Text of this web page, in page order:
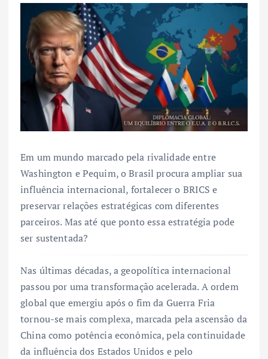
Em um mundo marcado pela rivalidade entre
Washington e Pequim, o Brasil procura ampliar sua
influência internacional, fortalecer o BRICS e
preservar relações estratégicas com diferentes
parceiros. Mas até que ponto essa estratégia pode
ser sustentada?
Nas últimas décadas, a geopolítica internacional
passou por uma transformação acelerada. A ordem
global que emergiu após o fim da Guerra Fria
tornou-se mais complexa, marcada pela ascensão da
China como potência econômica, pela continuidade
da influência dos Estados Unidos e pelo